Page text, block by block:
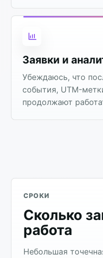
Заявки и
Убеждаюсь, что
события, UTM-
продолжают
СРОКИ
Сколько
работа
Небольшая